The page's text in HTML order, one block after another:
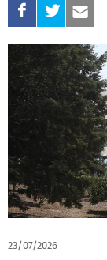
23/07/2026